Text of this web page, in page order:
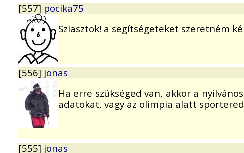
[557] pocika75
Sziasztok! a segítségeteket szeretném
[556] jonas
Ha erre szükséged van, akkor a
adatokat, vagy az olimpia alatt
[555] jonas